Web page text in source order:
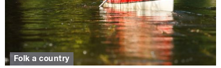
Folk a country